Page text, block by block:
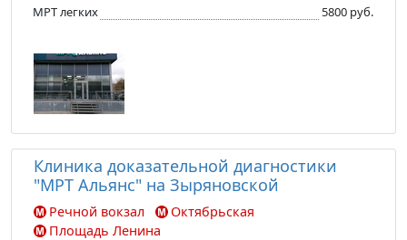
МРТ легких 5800 руб.
Клиника доказательной диагностики
"МРТ Альянс" на Зыряновской
Речной вокзал
Октябрьская
Площадь Ленина